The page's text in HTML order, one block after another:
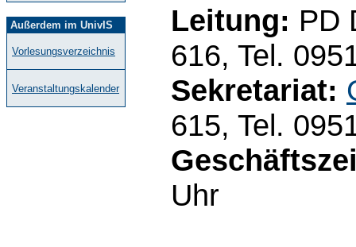
Außerdem im UnivIS
Vorlesungsverzeichnis
Veranstaltungskalender
Leitung: PD
616, Tel.
Sekretariat:
615, Tel.
Uhr